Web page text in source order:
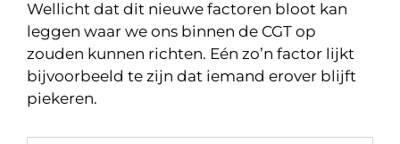
Wellicht dat dit nieuwe factoren bloot kan
leggen waar we ons binnen de CGT op
zouden kunnen richten. Eén zo’n factor lijkt
bijvoorbeeld te zijn dat iemand erover blijft
piekeren.